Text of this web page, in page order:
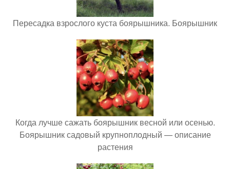
Пересадка взрослого куста боярышника. Боярышник
Когда лучше сажать боярышник весной или осенью.
Боярышник садовый крупноплодный — описание
растения